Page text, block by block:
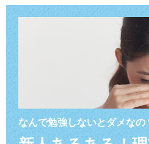
なんで勉強しないとダメなの